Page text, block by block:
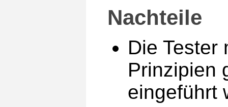
Nachteile
Die Tester
Prinzipien
eingeführt